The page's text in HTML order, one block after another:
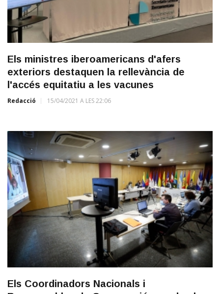
Els ministres iberoamericans d'afers
exteriors destaquen la rellevància de
l'accés equitatiu a les vacunes
Redacció 15/04/2021 A LES 22:06
Els Coordinadors Nacionals i